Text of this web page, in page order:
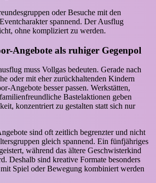
oder Besuche mit den
spannend. Der Ausflug
ohne kompliziert zu werden.
Angebote als ruhiger Gegenpol
muss Vollgas bedeuten. Gerade nach
oder mit eher zurückhaltenden Kindern
Angebote besser passen. Werkstätten,
Bastelaktionen geben
konzentriert zu gestalten statt sich nur
sind oft zeitlich begrenzter und nicht
gleich spannend. Ein fünfjähriges
während das ältere Geschwisterkind
Deshalb sind kreative Formate besonders
Spiel oder Bewegung kombiniert werden